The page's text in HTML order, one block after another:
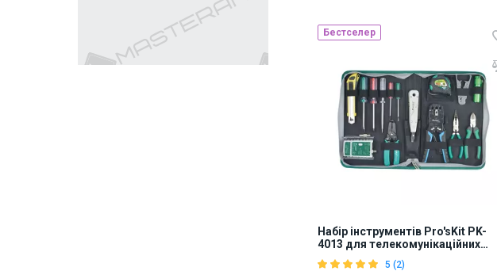
904052
Бестселер
Набір інструментів Pro'sKit PK-
4013 для телекомунікаційних
мереж
5 (2)